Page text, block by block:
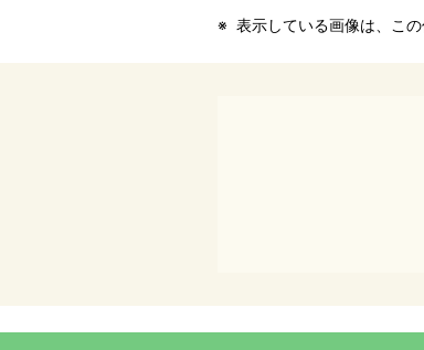
表示している画像は、こ